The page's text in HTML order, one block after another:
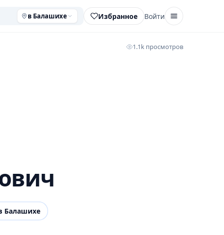
в Балашихе Избранное Войти
1.1k просмотров
Балашихе